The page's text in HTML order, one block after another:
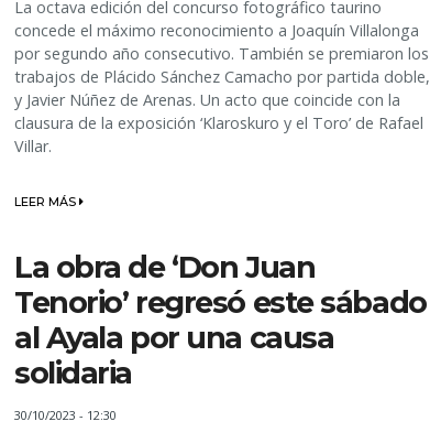
La octava edición del concurso fotográfico taurino
concede el máximo reconocimiento a Joaquín Villalonga
por segundo año consecutivo. También se premiaron los
trabajos de Plácido Sánchez Camacho por partida doble,
y Javier Núñez de Arenas. Un acto que coincide con la
clausura de la exposición ‘Klaroskuro y el Toro’ de Rafael
Villar.
LEER MÁS
La obra de ‘Don Juan
Tenorio’ regresó este sábado
al Ayala por una causa
solidaria
30/10/2023 - 12:30